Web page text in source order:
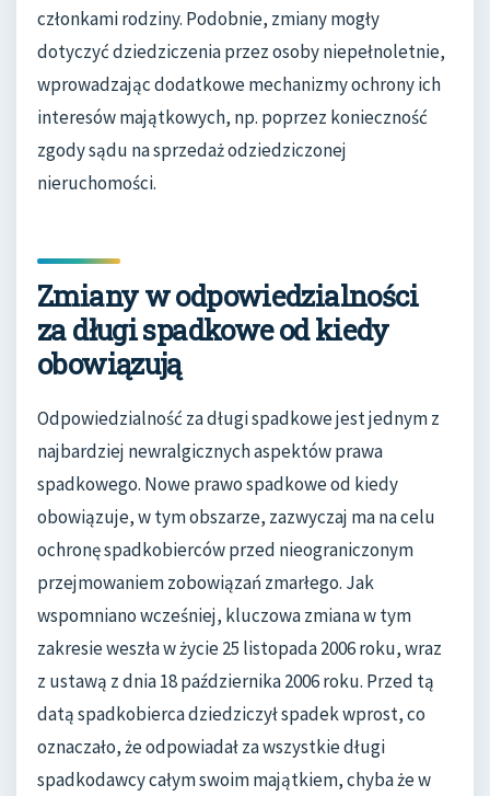
członkami rodziny. Podobnie, zmiany mogły
dotyczyć dziedziczenia przez osoby niepełnoletnie,
wprowadzając dodatkowe mechanizmy ochrony ich
interesów majątkowych, np. poprzez konieczność
zgody sądu na sprzedaż odziedziczonej
nieruchomości.
Zmiany w odpowiedzialności
za długi spadkowe od kiedy
obowiązują
Odpowiedzialność za długi spadkowe jest jednym z
najbardziej newralgicznych aspektów prawa
spadkowego. Nowe prawo spadkowe od kiedy
obowiązuje, w tym obszarze, zazwyczaj ma na celu
ochronę spadkobierców przed nieograniczonym
przejmowaniem zobowiązań zmarłego. Jak
wspomniano wcześniej, kluczowa zmiana w tym
zakresie weszła w życie 25 listopada 2006 roku, wraz
z ustawą z dnia 18 października 2006 roku. Przed tą
datą spadkobierca dziedziczył spadek wprost, co
oznaczało, że odpowiadał za wszystkie długi
spadkodawcy całym swoim majątkiem, chyba że w